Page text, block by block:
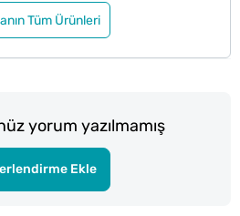
Tüm Ürünleri
yorum yazılmamış
Ekle